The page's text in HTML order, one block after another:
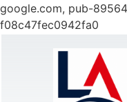
google.com, pub-
f08c47fec0942fa0